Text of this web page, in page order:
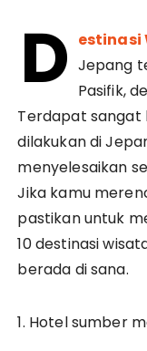
D estinasi
Jepang
Pasifik,
Terdapat sangat
dilakukan di
menyelesaikan
Jika kamu
pastikan untuk
10 destinasi
berada di sana.
1. Hotel sumber